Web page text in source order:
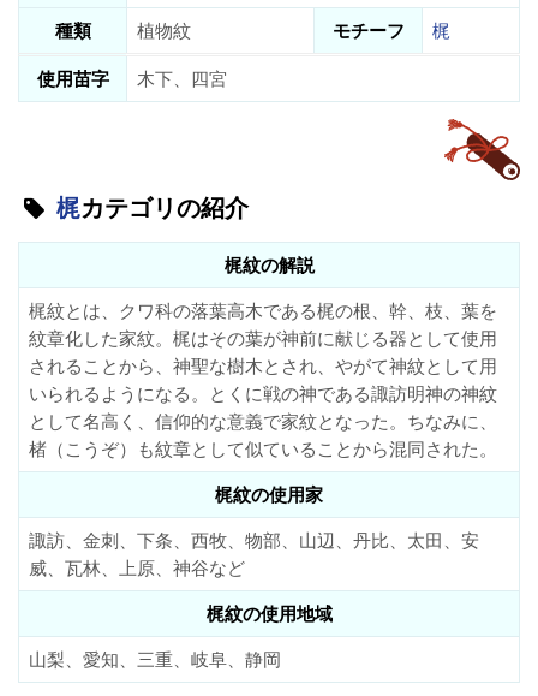
種類
植物紋 モチーフ
梶
使用苗字
木下、四宮
梶カテゴリの紹介
梶紋の解説
梶紋とは、クワ科の落葉高木である梶の根、幹、枝、葉を
紋章化した家紋。梶はその葉が神前に献じる器として使用
されることから、神聖な樹木とされ、やがて神紋として用
いられるようになる。とくに戦の神である諏訪明神の神紋
として名高く、信仰的な意義で家紋となった。ちなみに、
楮（こうぞ）も紋章として似ていることから混同された。
梶紋の使用家
諏訪、金刺、下条、西牧、物部、山辺、丹比、太田、安
威、瓦林、上原、神谷など
梶紋の使用地域
山梨、愛知、三重、岐阜、静岡